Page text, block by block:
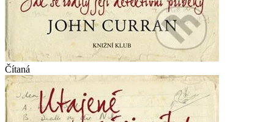
Čítaná